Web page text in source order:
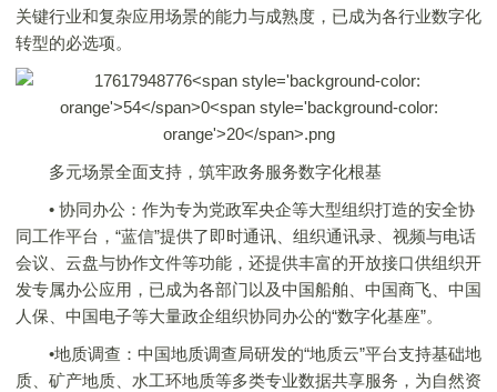
关键行业和复杂应用场景的能力与成熟度，已成为各行业数字化
转型的必选项。
多元场景全面支持，筑牢政务服务数字化根基
• 协同办公：作为专为党政军央企等大型组织打造的安全协
同工作平台，“蓝信”提供了即时通讯、组织通讯录、视频与电话
会议、云盘与协作文件等功能，还提供丰富的开放接口供组织开
发专属办公应用，已成为各部门以及中国船舶、中国商飞、中国
人保、中国电子等大量政企组织协同办公的“数字化基座”。
•地质调查：中国地质调查局研发的“地质云”平台支持基础地
质、矿产地质、水工环地质等多类专业数据共享服务，为自然资